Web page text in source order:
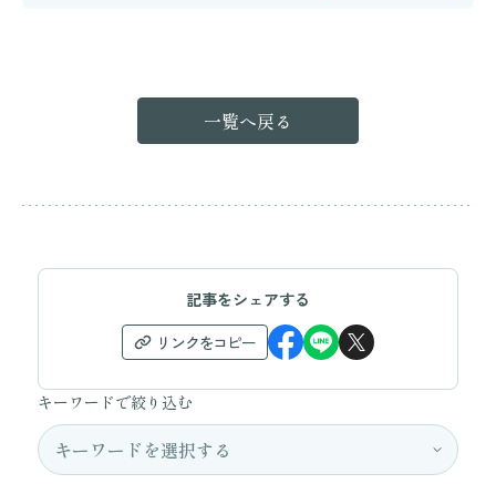
一覧へ戻る
記事をシェアする
リンクをコピー
キーワードで絞り込む